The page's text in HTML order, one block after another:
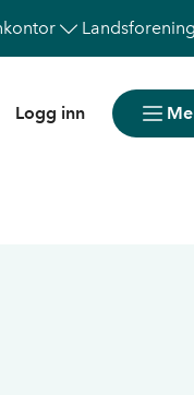
Logg inn